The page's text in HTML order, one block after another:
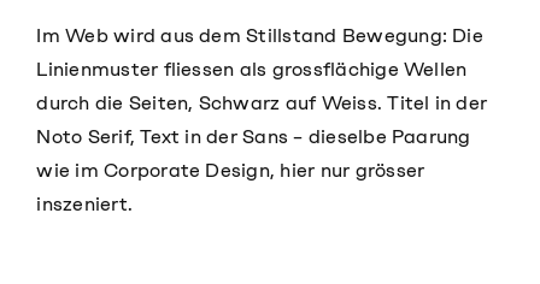
Im Web wird aus dem Stillstand Bewegung: Die
Linienmuster fliessen als grossflächige Wellen
durch die Seiten, Schwarz auf Weiss. Titel in der
Noto Serif, Text in der Sans – dieselbe Paarung
wie im Corporate Design, hier nur grösser
inszeniert.